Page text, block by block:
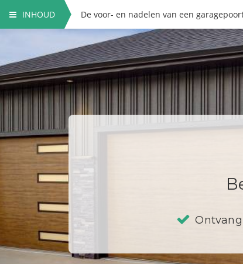
INHOUD De voor- en nadelen van een